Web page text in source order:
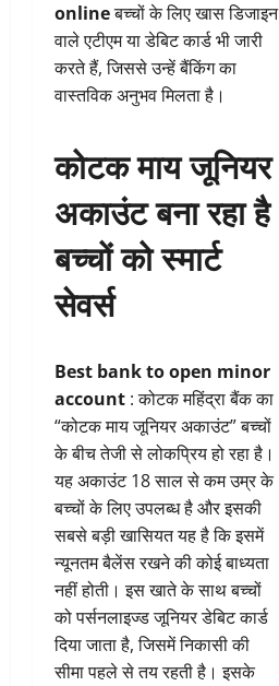
onlineबच्चों के लिए खास डिजाइन
वाले एटीएम या डेबिट कार्ड भी जारी
करते हैं, जिससे उन्हें बैंकिंग का
वास्तविक अनुभव मिलता है।
कोटक माय जूनियर
अकाउंट बना रहा है
बच्चों को स्मार्ट
सेवर्स
Best bank to open minor
account : कोटक महिंद्रा बैंक का
“कोटक माय जूनियर अकाउंट” बच्चों
के बीच तेजी से लोकप्रिय हो रहा है।
यह अकाउंट 18 साल से कम उम्र के
बच्चों के लिए उपलब्ध है और इसकी
सबसे बड़ी खासियत यह है कि इसमें
न्यूनतम बैलेंस रखने की कोई बाध्यता
नहीं होती। इस खाते के साथ बच्चों
को पर्सनलाइज्ड जूनियर डेबिट कार्ड
दिया जाता है, जिसमें निकासी की
सीमा पहले से तय रहती है। इसके